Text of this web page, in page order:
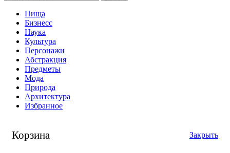
Пища
Бизнесс
Наука
Культура
Персонажи
Абстракция
Предметы
Мода
Природа
Архитектура
Избранное
Корзина Закрыть